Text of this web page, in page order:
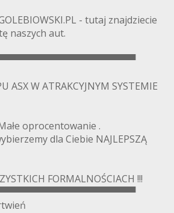
- tutaj znajdziecie
naszych aut.
ASX W ATRAKCYJNYM SYSTEMIE
oprocentowanie .
dla Ciebie NAJLEPSZĄ
FORMALNOŚCIACH !!!